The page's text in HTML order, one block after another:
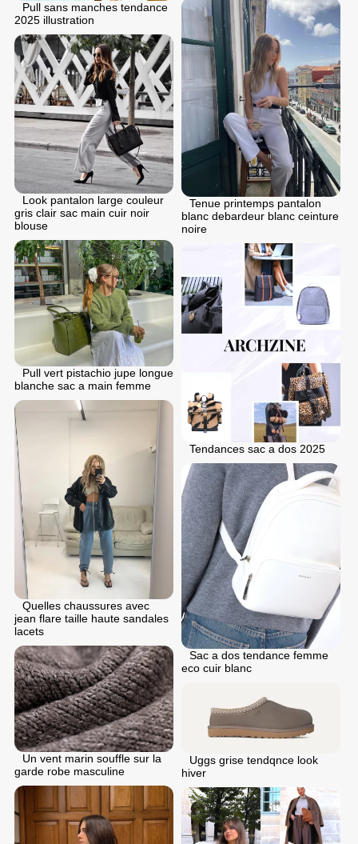
Pull sans manches tendance
2025 illustration
Tenue printemps pantalon
blanc debardeur blanc ceinture
noire
Look pantalon large couleur
gris clair sac main cuir noir
blouse
Pull vert pistachio jupe longue
blanche sac a main femme
Tendances sac a dos 2025
Quelles chaussures avec
jean flare taille haute sandales
lacets
Sac a dos tendance femme
eco cuir blanc
Un vent marin souffle sur la
garde robe masculine
Uggs grise tendqnce look
hiver